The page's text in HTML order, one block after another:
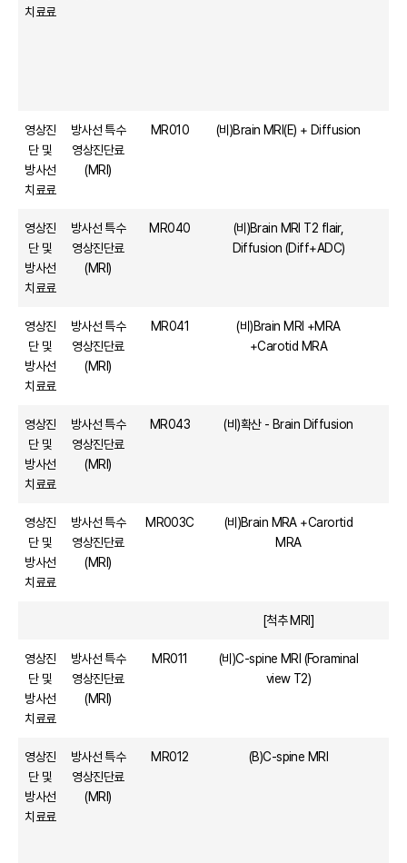
치료료
영상진
단 및
방사선
치료료
방사선 특수
영상진단료
(MRI)
MR010 (비)Brain MRI(E) + Diffusion
영상진
단 및
방사선
치료료
방사선 특수
영상진단료
(MRI)
MR040
(비)Brain MRI T2 flair,
Diffusion (Diff+ADC)
영상진
단 및
방사선
치료료
방사선 특수
영상진단료
(MRI)
MR041
(비)Brain MRI +MRA
+Carotid MRA
영상진
단 및
방사선
치료료
방사선 특수
영상진단료
(MRI)
MR043 (비)확산 - Brain Diffusion
영상진
단 및
방사선
치료료
방사선 특수
영상진단료
(MRI)
MR003C
(비)Brain MRA +Carortid
MRA
[척추 MRI]
영상진
단 및
방사선
치료료
방사선 특수
영상진단료
(MRI)
MR011
(비)C-spine MRI (Foraminal
view T2)
영상진
단 및
방사선
치료료
방사선 특수
영상진단료
(MRI)
MR012 (B)C-spine MRI